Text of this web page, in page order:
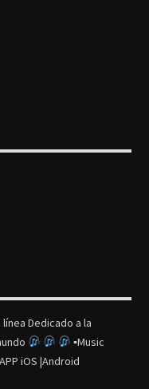
Dedicado a la
▪Music
iOS |Android